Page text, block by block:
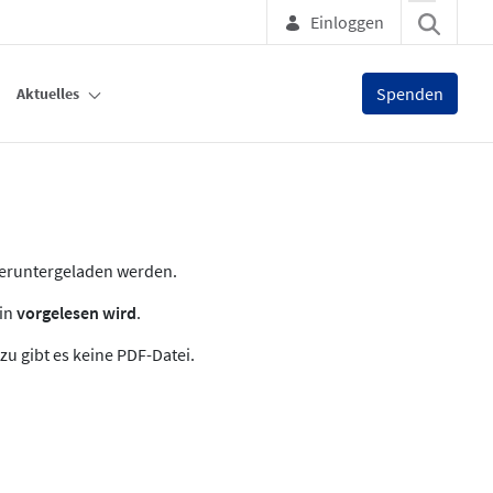
Einloggen
Aktuelles Spenden
werden.
vorgelesen wird.
gibt es keine PDF-Datei.